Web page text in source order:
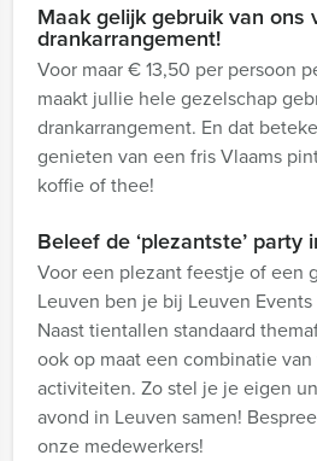
Maak gelijk gebruik van ons
drankarrangement!
Voor maar € 13,50 per persoon
maakt jullie hele gezelschap
drankarrangement. En dat
genieten van een fris Vlaams
koffie of thee!
Beleef de ‘plezantste’ party
Voor een plezant feestje of een
Leuven ben je bij Leuven
Naast tientallen standaard
ook op maat een combinatie
activiteiten. Zo stel je je eigen
avond in Leuven samen!
onze medewerkers!